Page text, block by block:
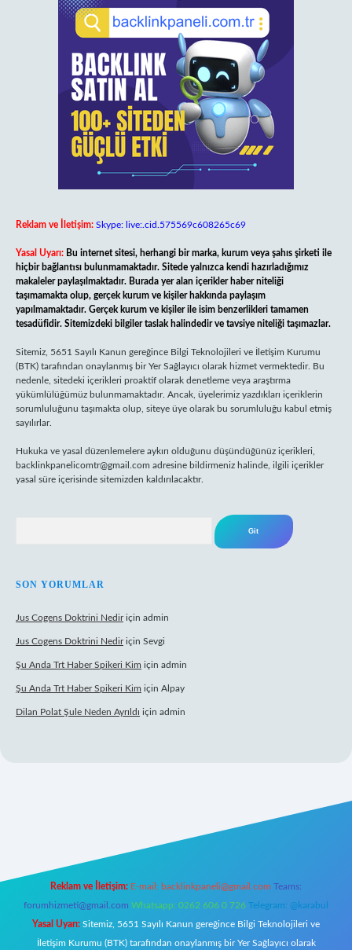
Reklam ve İletişim: Skype: live:.cid.575569c608265c69
Yasal Uyarı: Bu internet sitesi, herhangi bir marka, kurum veya şahıs şirketi ile
hiçbir bağlantısı bulunmamaktadır. Sitede yalnızca kendi hazırladığımız
makaleler paylaşılmaktadır. Burada yer alan içerikler haber niteliği
taşımamakta olup, gerçek kurum ve kişiler hakkında paylaşım
yapılmamaktadır. Gerçek kurum ve kişiler ile isim benzerlikleri tamamen
tesadüfidir. Sitemizdeki bilgiler taslak halindedir ve tavsiye niteliği taşımazlar.
Sitemiz, 5651 Sayılı Kanun gereğince Bilgi Teknolojileri ve İletişim Kurumu
(BTK) tarafından onaylanmış bir Yer Sağlayıcı olarak hizmet vermektedir. Bu
nedenle, sitedeki içerikleri proaktif olarak denetleme veya araştırma
yükümlülüğümüz bulunmamaktadır. Ancak, üyelerimiz yazdıkları içeriklerin
sorumluluğunu taşımakta olup, siteye üye olarak bu sorumluluğu kabul etmiş
sayılırlar.
Hukuka ve yasal düzenlemelere aykırı olduğunu düşündüğünüz içerikleri,
backlinkpanelicomtr@gmail.com adresine bildirmeniz halinde, ilgili içerikler
yasal süre içerisinde sitemizden kaldırılacaktır.
SON YORUMLAR
Jus Cogens Doktrini Nediriçin admin
Jus Cogens Doktrini Nediriçin Sevgi
Şu Anda Trt Haber Spikeri Kim için admin
Şu Anda Trt Haber Spikeri Kim için Alpay
Dilan Polat Şule Neden Ayrıldı için admin
Reklam ve İletişim: E-mail: backlinkpaneli@gmail.com Teams:
forumhizmeti@gmail.com Whatsapp: 0262 606 0 726 Telegram: @karabul
Yasal Uyarı: Sitemiz, 5651 Sayılı Kanun gereğince Bilgi Teknolojileri ve
İletişim Kurumu (BTK) tarafından onaylanmış bir Yer Sağlayıcı olarak